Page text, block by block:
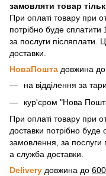
замовляти товар
При оплаті товару при
потрібно буде сплатити
за послуги
доставки.
НоваПошта довжина до
на відділення за
кур'єром "Нова
При оплаті товару при
доставки потрібно буде
замовлення, за
а служба доставки.
Delivery довжина до